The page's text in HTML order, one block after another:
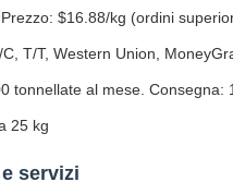
$16.88/kg (ordini
T/T, Western Union,
tonnellate al mese. Consegna:
25 kg
servizi